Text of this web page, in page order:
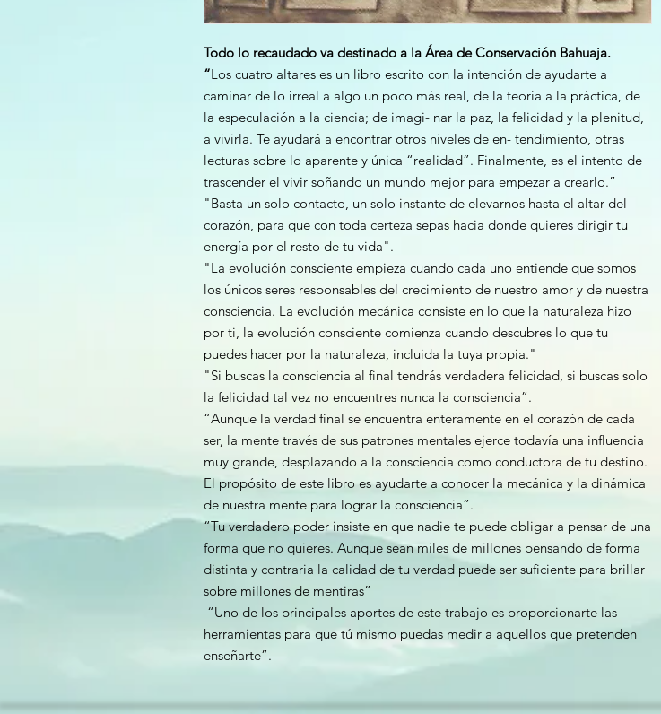
Todo lo recaudado va destinado a la Área de Conservación Bahuaja.
“Los cuatro altares es un libro escrito con la intención de ayudarte a
caminar de lo irreal a algo un poco más real, de la teoría a la práctica, de
la especulación a la ciencia; de imagi- nar la paz, la felicidad y la plenitud,
a vivirla. Te ayudará a encontrar otros niveles de en- tendimiento, otras
lecturas sobre lo aparente y única “realidad”. Finalmente, es el intento de
trascender el vivir soñando un mundo mejor para empezar a crearlo.”
"Basta un solo contacto, un solo instante de elevarnos hasta el altar del
corazón, para que con toda certeza sepas hacia donde quieres dirigir tu
energía por el resto de tu vida".
"La evolución consciente empieza cuando cada uno entiende que somos
los únicos seres responsables del crecimiento de nuestro amor y de nuestra
consciencia. La evolución mecánica consiste en lo que la naturaleza hizo
por ti, la evolución consciente comienza cuando descubres lo que tu
puedes hacer por la naturaleza, incluida la tuya propia."
"Si buscas la consciencia al final tendrás verdadera felicidad, si buscas solo
la felicidad tal vez no encuentres nunca la consciencia”.
“Aunque la verdad final se encuentra enteramente en el corazón de cada
ser, la mente través de sus patrones mentales ejerce todavía una influencia
muy grande, desplazando a la consciencia como conductora de tu destino.
El propósito de este libro es ayudarte a conocer la mecánica y la dinámica
de nuestra mente para lograr la consciencia”.
“Tu verdadero poder insiste en que nadie te puede obligar a pensar de una
forma que no quieres. Aunque sean miles de millones pensando de forma
distinta y contraria la calidad de tu verdad puede ser suficiente para brillar
sobre millones de mentiras”
“Uno de los principales aportes de este trabajo es proporcionarte las
herramientas para que tú mismo puedas medir a aquellos que pretenden
enseñarte”.